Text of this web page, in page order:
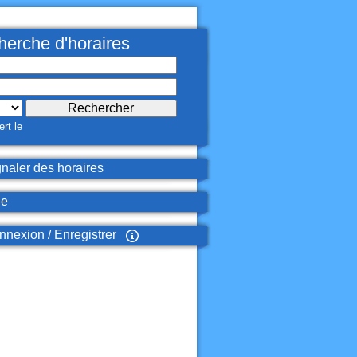
d'horaires
le
des horaires
/ Enregistrer